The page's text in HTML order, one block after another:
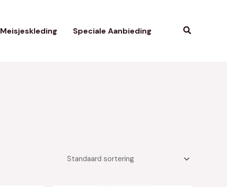
Meisjeskleding Speciale Aanbieding Zoeken